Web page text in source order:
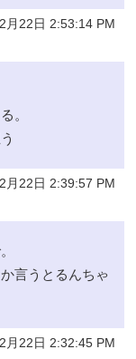
月22日 2:53:14 PM
。
月22日 2:39:57 PM
言うとるんちゃ
月22日 2:32:45 PM